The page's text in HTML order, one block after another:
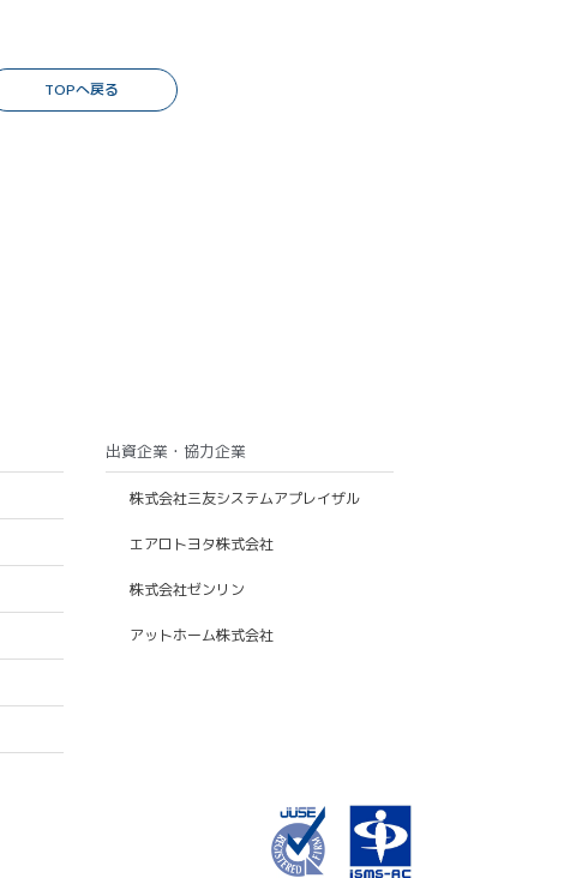
TOPへ戻る
出資企業・協力企業
株式会社三友システムアプレイザル
エアロトヨタ株式会社
株式会社ゼンリン
アットホーム株式会社